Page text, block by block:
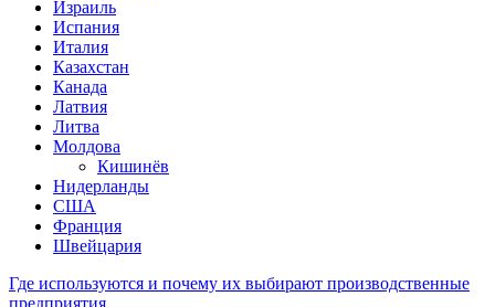
Израиль
Испания
Италия
Казахстан
Канада
Латвия
Литва
Молдова
Кишинёв
Нидерланды
США
Франция
Швейцария
Где используются и почему их выбирают производственные
предприятия